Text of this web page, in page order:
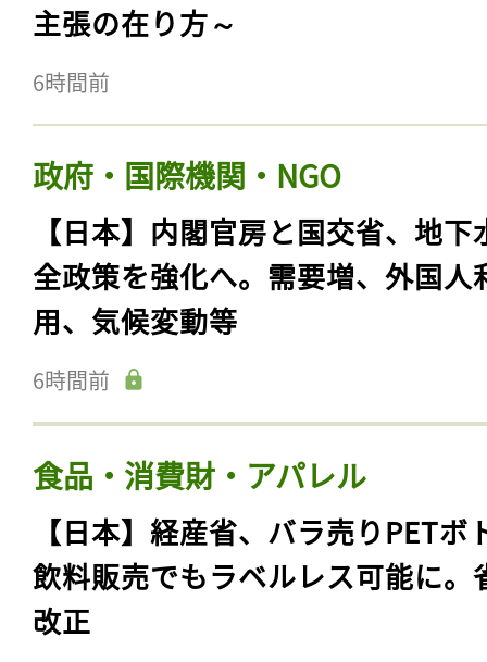
主張の在り方～
6時間前
政府・国際機関・NGO
【日本】内閣官房と国交省、地下
全政策を強化へ。需要増、外国人
用、気候変動等
6時間前
食品・消費財・アパレル
【日本】経産省、バラ売りPETボ
飲料販売でもラベルレス可能に。
改正